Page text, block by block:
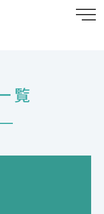
覧